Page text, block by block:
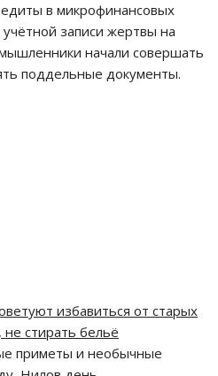
в микрофинансовых
записи жертвы на
начали совершать
поддельные документы.
избавиться от старых
стирать бельё
приметы и необычные